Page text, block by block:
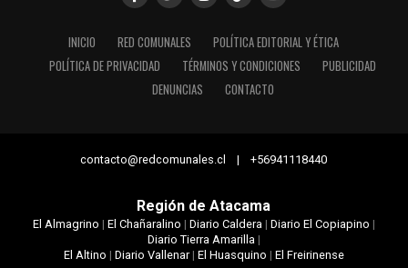
INICIO RED COMUNALES
POLÍTICA EDITORIAL Y ÉTICA
POLÍTICA DE PRIVACIDAD
TÉRMINOS Y CONDICIONES
PUBLICIDAD
DENUNCIAS
CONTACTO
contacto@redcomunales.cl | +56941118440
Región de Atacama
El Almagrino | El Chañaralino | Diario Caldera | Diario El Copiapino |
Diario Tierra Amarilla |
El Altino | Diario Vallenar| El Huasquino | El Freirinense